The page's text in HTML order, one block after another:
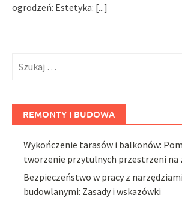
ogrodzeń: Estetyka: [...]
REMONTY I BUDOWA
Wykończenie tarasów i balkonów:
tworzenie przytulnych przestrzeni na
Bezpieczeństwo w pracy z
budowlanymi: Zasady i wskazówki